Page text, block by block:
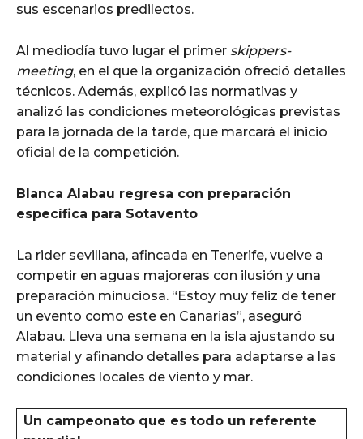
sus escenarios predilectos.
Al mediodía tuvo lugar el primer skippers-
meeting, en el que la organización ofreció detalles
técnicos. Además, explicó las normativas y
analizó las condiciones meteorológicas previstas
para la jornada de la tarde, que marcará el inicio
oficial de la competición.
Blanca Alabau regresa con preparación
específica para Sotavento
La rider sevillana, afincada en Tenerife, vuelve a
competir en aguas majoreras con ilusión y una
preparación minuciosa. “Estoy muy feliz de tener
un evento como este en Canarias”, aseguró
Alabau. Lleva una semana en la isla ajustando su
material y afinando detalles para adaptarse a las
condiciones locales de viento y mar.
Un campeonato que es todo un referente